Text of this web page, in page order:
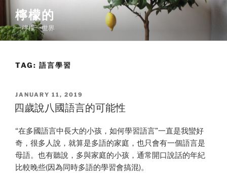
content
檸檬的
一檸檬一世界
TAG: 語言學習
POSTED
ON
JANUARY 11, 2019
四歲說八國語言的可能性
“在多國語言中長大的小孩，如何學習語言”一直是我蠻好
奇，很多人說，就算是多語的家庭，也只會有一個語言是
母語。也有聽說，多與家庭的小孩，通常開口說話的年紀
比較晚些(因為同時多語的學習會搞混)。